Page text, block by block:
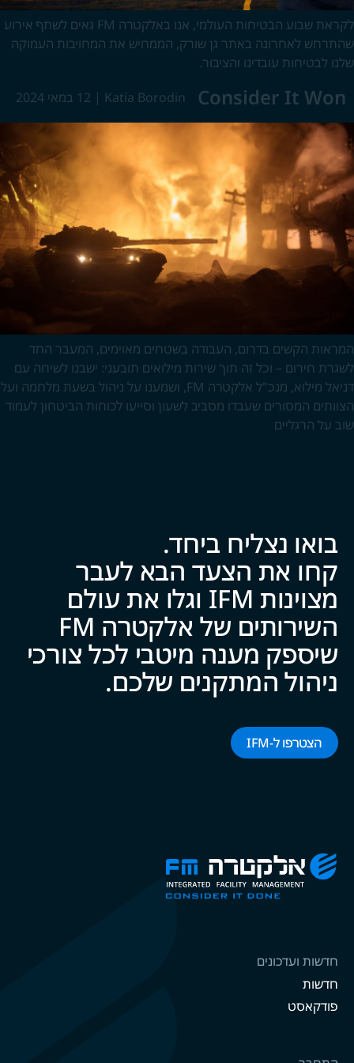
לקראת שבוע הבטיחות העולמי, אנו באלקטרה FM גאים לשתף אירוע
שהתרחש לאחרונה באתר גן שורק, הממחיש את המחויבות העמוקה
שלנו לבטיחות עובדינו והציבור.
Consider It Won
Katia Borodin
| 12 במאי 2024
המראות הקשים בדרום, העבודה בשטחים מאוימים, המעבר החד
לשגרת חירום – וכל זה תוך שירות מילואים תובעני: ישבנו לשיחה עם
דניאל מילוא, מנכ"ל אלקטרה FM, ושמענו על ניהול בשעת מלחמה ועל
הצוותים המסורים שעבדו מסביב לשעון וסייעו לכוחות הביטחון לעמוד
שוב על הרגליים
בואו נצליח ביח‍‍ד.
קחו את הצעד הבא לעבר
מצוינות IFM וגלו את עולם
השירותים של אלקטרה FM
שיספק מענה מיטבי לכל צ‍‍ו‍‍רכי
ניהול המתקנים של‍‍כם.
הצטרפו ל-‌‌IFM‌‌
חדשות ועדכונים
חדשות
פודקאסט